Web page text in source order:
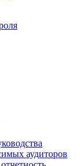
аудиторов